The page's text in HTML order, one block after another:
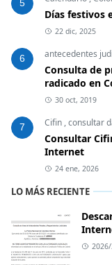
5
Días festivos
22 dic, 2025
6 antecedentes
Consulta de
radicado en
30 oct, 2019
7 Cifin ,consultar
Consultar
Internet
24 ene, 2026
LO MÁS RECIENTE